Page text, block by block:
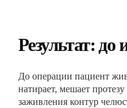
Результат: до
До операции пациент
натирает, мешает
заживления контур